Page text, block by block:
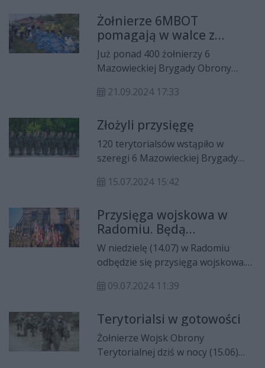
trybie weekendowym w 6
Mazowieckiej Brygadzie Obrony
Terytorialnej. Po jego ukończeniu
kandydaci złożą przysięgę i zostaną
Żołnierze 6MBOT
pomagają w walce z
powodzią
Już ponad 400 żołnierzy 6
Mazowieckiej Brygady Obrony
kryzysowe w związku z
Dziś do zaangażowanych
dotychczas 170 terytorialsów
6MBOT dojechało 230 kolejnych
żołnierzy z południowo-
zachodniego Mazowsza. Wśród
Książenic, Płock, Pomiechówka i
Nowego Miasta nad Pilicą
21.09.2024 17:33
Złożyli przysięgę
120 terytorialsów wstąpiło w
szeregi 6 Mazowieckiej Brygady
14 lipca żołnierze złożyli przysięgę
zakończyła 16-dniowe szkolenie
podstawowe.
15.07.2024 15:42
Przysięga wojskowa w
Radomiu. Będą
utrudnienia w ruchu
W niedzielę (14.07) w Radomiu
odbędzie się przysięga wojskowa.
okresowe utrudnienia w ruchu
autobusów w Śródmieściu.
09.07.2024 11:39
Terytorialsi w gotowości
Żołnierze Wojsk Obrony
Terytorialnej dziś w nocy (15.06)